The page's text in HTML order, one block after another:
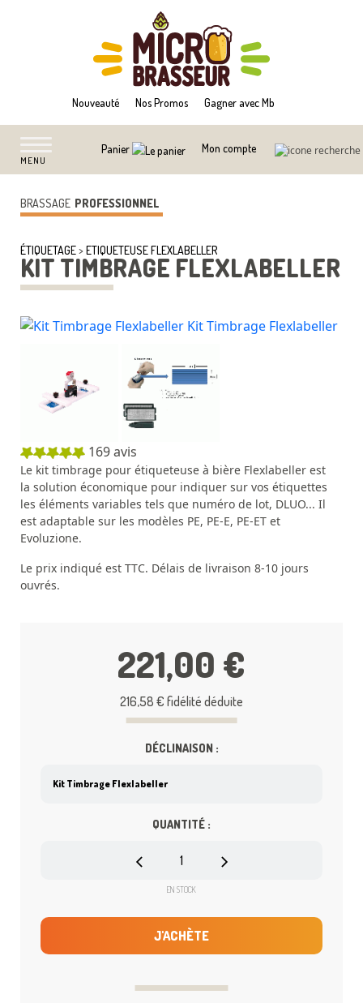
Nouveauté Nos Promos Gagner avec Mb
Panier Mon compte
MENU
ÉTIQUETAGE> ETIQUETEUSE FLEXLABELLER
KIT TIMBRAGE FLEXLABELLER
BRASSAGE PROFESSIONNEL
169avis
Le kit timbrage pour étiqueteuse à bière Flexlabeller est
la solution économique pour indiquer sur vos étiquettes
les éléments variables tels que numéro de lot, DLUO... Il
est adaptable sur les modèles PE, PE-E, PE-ET et
Evoluzione.
Le prix indiqué est TTC. Délais de livraison 8-10 jours
ouvrés.
221,00 €
216,58 € fidélité déduite
DÉCLINAISON :
QUANTITÉ :
EN STOCK
J'ACHÈTE